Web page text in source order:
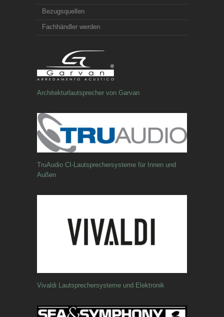
Bezugsquellen
Fachhändler werden
Architekturlautsprecher von Garvan
TruAudio CI-Lautsprechersysteme für Innen und
Außen
Vivaldi Lautsprechersysteme und Elektronik